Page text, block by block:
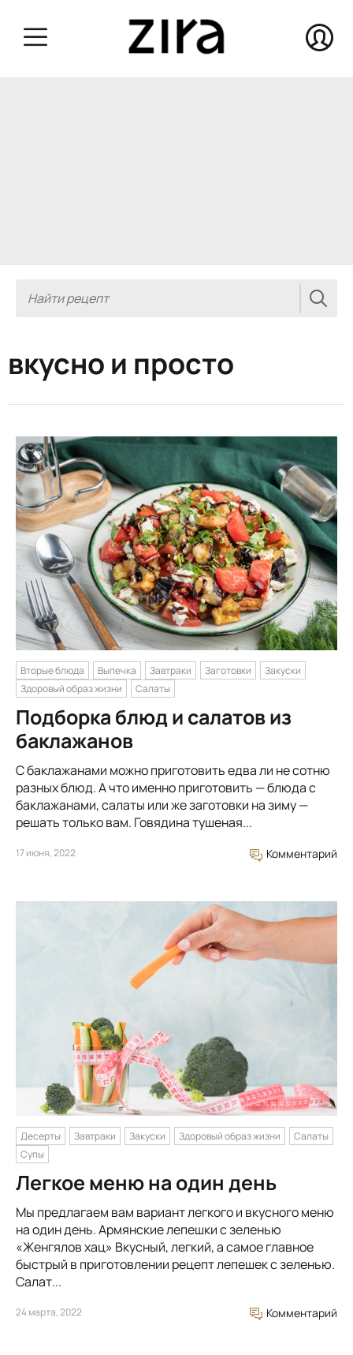
вкусно и просто
Вторые блюда Выпечка Завтраки Заготовки
Закуски
Здоровый образ жизни
Салаты
Подборка блюд и салатов из
баклажанов
С баклажанами можно приготовить едва ли не сотню
разных блюд. А что именно приготовить — блюда с
баклажанами, салаты или же заготовки на зиму —
решать только вам. Говядина тушеная...
17 июня, 2022 Комментарий
Десерты Завтраки Закуски Здоровый образ жизни
Салаты
Супы
Легкое меню на один день
Мы предлагаем вам вариант легкого и вкусного меню
на один день. Армянские лепешки с зеленью
«Женгялов хац» Вкусный, легкий, а самое главное
быстрый в приготовлении рецепт лепешек с зеленью.
Салат...
24 марта, 2022 Комментарий